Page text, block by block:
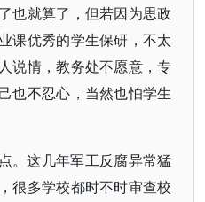
也就算了，但若因为思政
课优秀的学生保研，不太
说情，教务处不愿意，专
也不忍心，当然也怕学生
。这几年军工反腐异常猛
很多学校都时不时审查校